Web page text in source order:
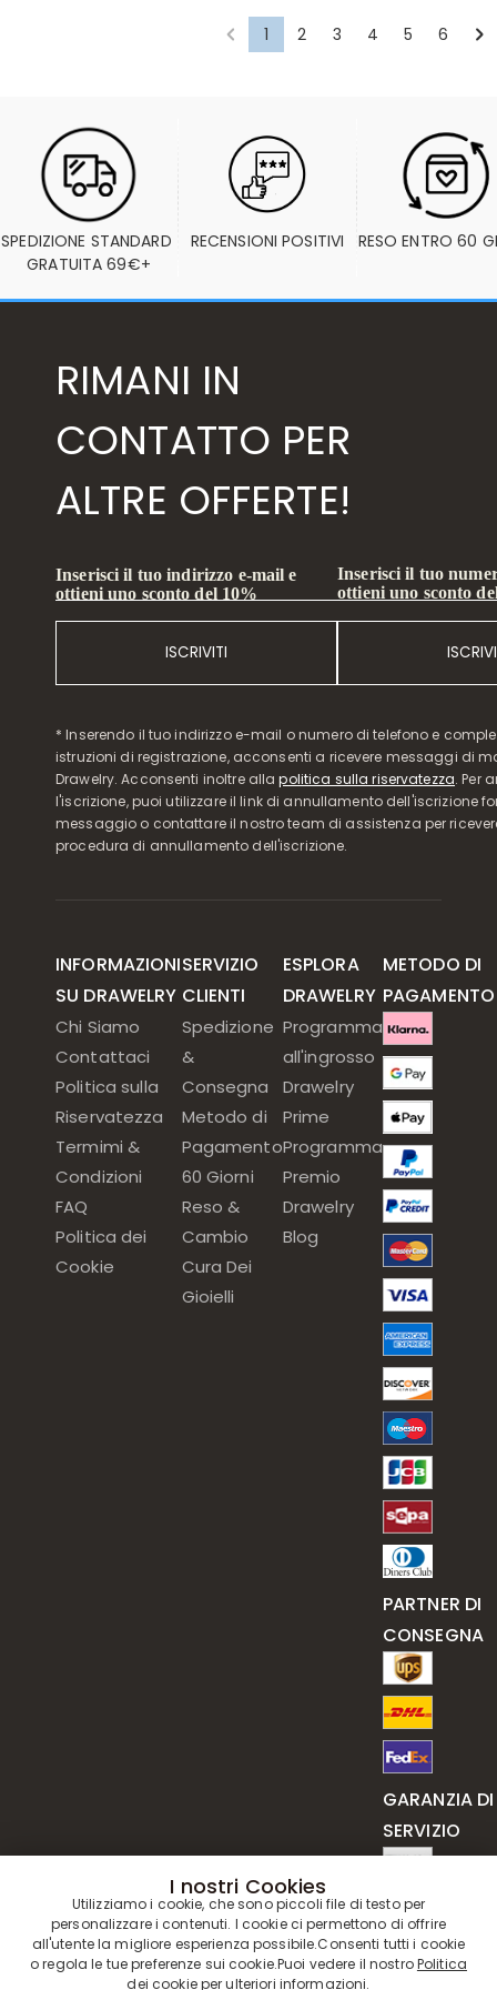
1 2 3 4 5 6
SPEDIZIONE STANDARD
GRATUITA 69€+
RECENSIONI POSITIVI RESO ENTRO 60
RIMANI IN
CONTATTO PER
ALTRE OFFERTE!
Inserisci il tuo indirizzo e-mail e
ottieni uno sconto del 10%
ISCRIVITI
Inserisci il tuo
ottieni uno sconto
* Inserendo il tuo indirizzo e-mail o numero di telefono e
istruzioni di registrazione, acconsenti a ricevere messaggi di
Drawelry. Acconsenti inoltre allapolitica sulla riservatezza. Per
l'iscrizione, puoi utilizzare il link di annullamento dell'iscrizione
messaggio o contattare il nostro team di assistenza per
procedura di annullamento dell'iscrizione.
INFORMAZIONI
SU DRAWELRY
Chi Siamo
Contattaci
Politica sulla
Riservatezza
Termimi &
Condizioni
FAQ
Politica dei
Cookie
SERVIZIO
CLIENTI
Spedizione
&
Consegna
Metodo di
Pagamento
60 Giorni
Reso &
Cambio
Cura Dei
Gioielli
ESPLORA
DRAWELRY
Programma
all'ingrosso
Drawelry
Prime
Programma
Premio
Drawelry
Blog
METODO DI
PAGAMENTO
PARTNER DI
CONSEGNA
GARANZIA DI
SERVIZIO
I nostri Cookies
Utilizziamo i cookie, che sono piccoli file di testo per
personalizzare i contenuti. I cookie ci permettono di offrire
all'utente la migliore esperienza possibile.Consenti tutti i cookie
o regola le tue preferenze sui cookie.Puoi vedere il nostroPolitica
dei cookieper ulteriori informazioni.